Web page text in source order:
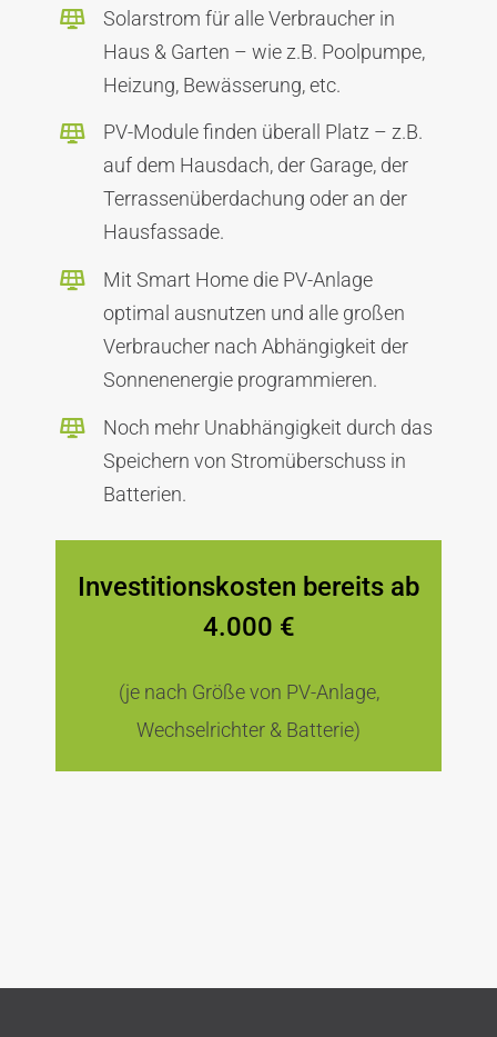
Solarstrom für alle Verbraucher in
Haus & Garten – wie z.B. Poolpumpe,
Heizung, Bewässerung, etc.
PV-Module finden überall Platz – z.B.
auf dem Hausdach, der Garage, der
Terrassenüberdachung oder an der
Hausfassade.
Mit Smart Home die PV-Anlage
optimal ausnutzen und alle großen
Verbraucher nach Abhängigkeit der
Sonnenenergie programmieren.
Noch mehr Unabhängigkeit durch das
Speichern von Stromüberschuss in
Batterien.
Investitionskosten bereits ab
4.000 €
(je nach Größe von PV-Anlage,
Wechselrichter & Batterie)